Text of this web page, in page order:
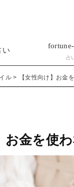
い
占
ル 【女性向け】お金
お金を使